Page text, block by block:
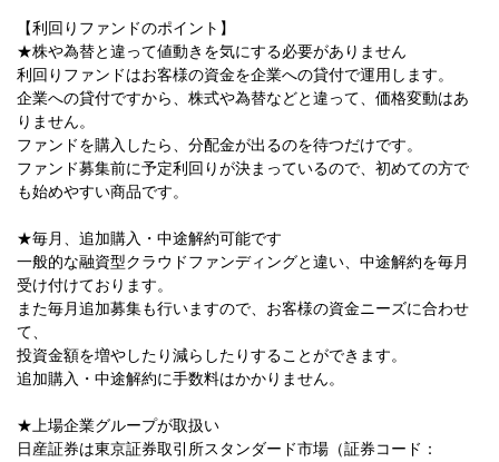
【利回りファンドのポイント】
★株や為替と違って値動きを気にする必要がありません
利回りファンドはお客様の資金を企業への貸付で運用します。
企業への貸付ですから、株式や為替などと違って、価格変動はあ
りません。
ファンドを購入したら、分配金が出るのを待つだけです。
ファンド募集前に予定利回りが決まっているので、初めての方で
も始めやすい商品です。
★毎月、追加購入・中途解約可能です
一般的な融資型クラウドファンディングと違い、中途解約を毎月
受け付けております。
また毎月追加募集も行いますので、お客様の資金ニーズに合わせ
て、
投資金額を増やしたり減らしたりすることができます。
追加購入・中途解約に手数料はかかりません。
★上場企業グループが取扱い
日産証券は東京証券取引所スタンダード市場（証券コード：